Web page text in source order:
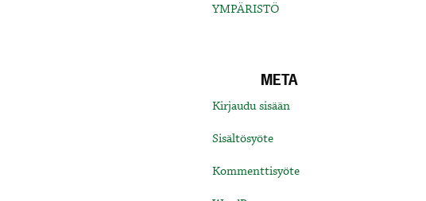
YMPÄRISTÖ
META
Kirjaudu sisään
Sisältösyöte
Kommenttisyöte